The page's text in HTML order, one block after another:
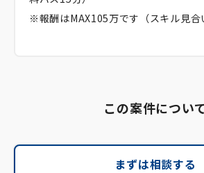
※報酬はMAX105万です（スキル見合
この案件につい
まずは相談する